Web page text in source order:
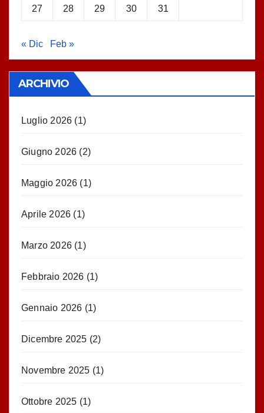
27 28 29 30 31
« Dic Feb »
ARCHIVIO
Luglio 2026 (1)
Giugno 2026 (2)
Maggio 2026 (1)
Aprile 2026 (1)
Marzo 2026 (1)
Febbraio 2026 (1)
Gennaio 2026 (1)
Dicembre 2025 (2)
Novembre 2025 (1)
Ottobre 2025 (1)